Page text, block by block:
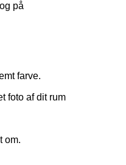
på
farve.
foto af dit rum
om.